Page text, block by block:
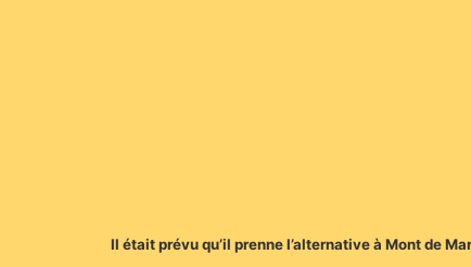
Il était prévu qu’il prenne l’alternative à Mont de